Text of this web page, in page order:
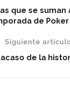
que se suman
de Poker
Siguiente
de la